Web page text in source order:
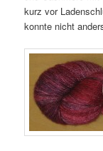
kurz vor
konnte nicht